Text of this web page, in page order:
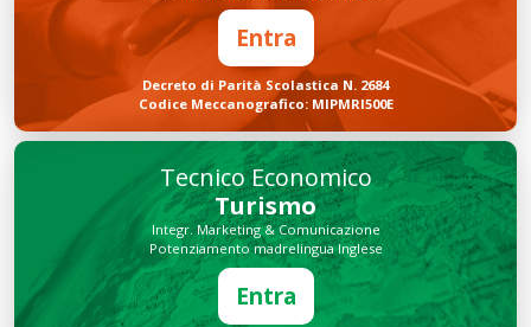
Entra
Decreto di Parità Scolastica N. 2684
Codice Meccanografico: MIPMRI500E
Tecnico Economico
Turismo
Integr. Marketing & Comunicazione
Potenziamento madrelingua Inglese
Entra